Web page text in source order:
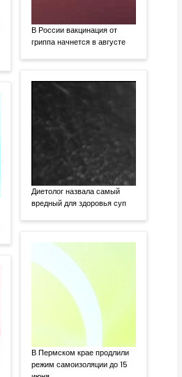
В России вакцинация от
гриппа начнется в августе
Диетолог назвала самый
вредный для здоровья суп
В Пермском крае продлили
режим самоизоляции до 15